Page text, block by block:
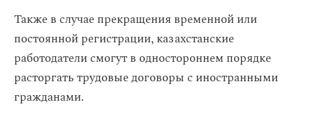
Также в случае прекращения временной или
постоянной регистрации, казахстанские
работодатели смогут в одностороннем порядке
расторгать трудовые договоры с иностранными
гражданами.